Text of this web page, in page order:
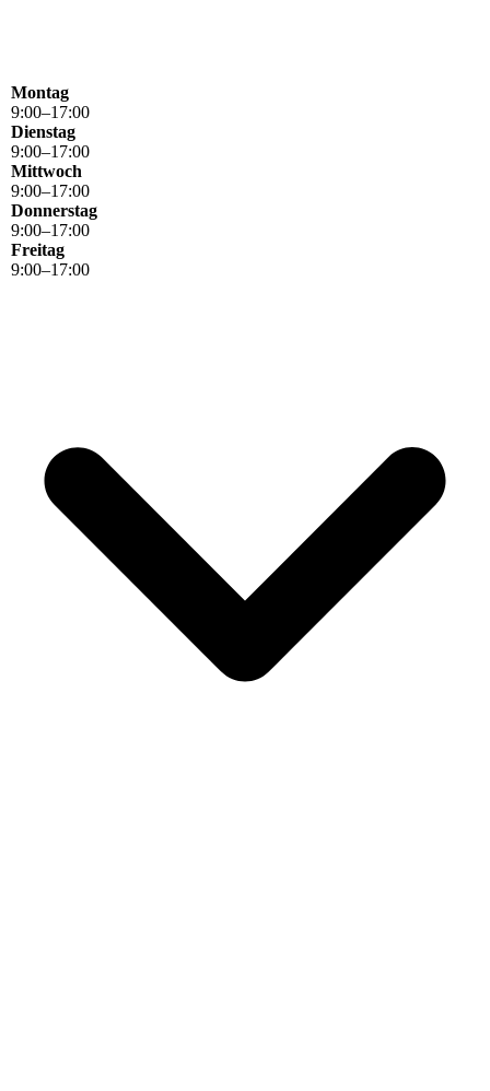
Montag
9:00–17:00
Dienstag
9:00–17:00
Mittwoch
9:00–17:00
Donnerstag
9:00–17:00
Freitag
9:00–17:00